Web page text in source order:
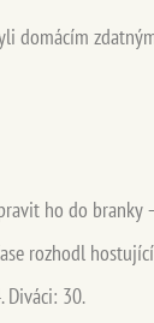
domácím
ho do branky
rozhodl
Diváci: 30.